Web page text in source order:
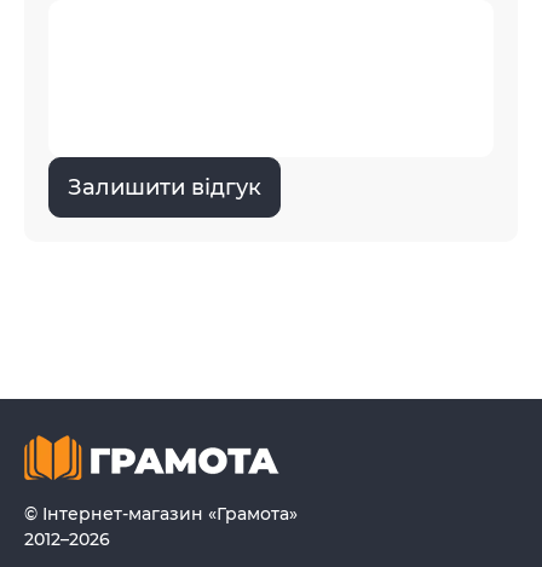
Залишити відгук
© Інтернет-магазин «Грамота»
2012–2026